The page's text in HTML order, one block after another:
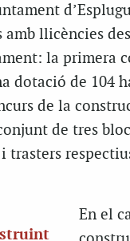
amb llicències
la primera
dotació de 104
de la
de tres
trasters
En el